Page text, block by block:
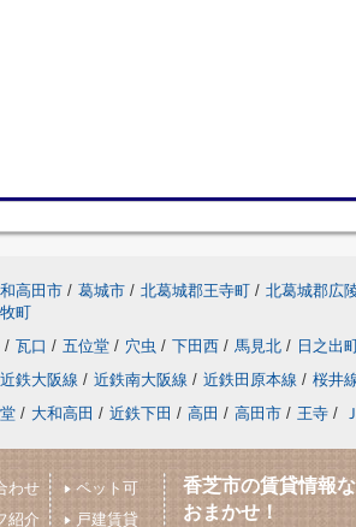
高田市 / 葛城市 / 北葛城郡王寺町 / 北葛城郡広
町
/ 瓦口 / 五位堂 / 穴虫 / 下田西 / 馬見北 / 日之出
近鉄大阪線 / 近鉄南大阪線 / 近鉄田原本線 / 桜井
/ 大和高田 / 近鉄下田 / 高田 / 高田市 / 王寺 /
わせ
紹介
ペット可
戸建賃貸
香芝市の賃貸情報
おまかせ！